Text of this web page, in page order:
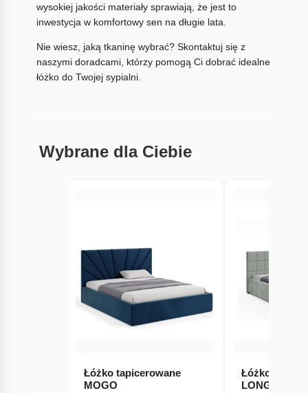
wysokiej jakości materiały sprawiają, że jest to
inwestycja w komfortowy sen na długie lata.
Nie wiesz, jaką tkaninę wybrać? Skontaktuj się z
naszymi doradcami, którzy pomogą Ci dobrać idealne
łóżko do Twojej sypialni.
Wybrane dla Ciebie
Łóżko tapicerowane
MOGO
Łóżko
LONGSTON